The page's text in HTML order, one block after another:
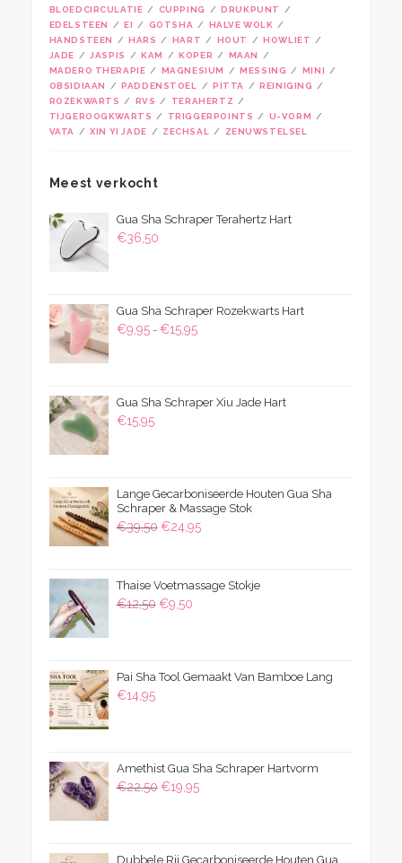
BLOEDCIRCULATIE
CUPPING
DRUKPUNT
EDELSTEEN
EI GOTSHA
HALVE WOLK
HANDSTEEN
HARS HART HOUT
HOWLIET
JADE
JASPIS KAM KOPER
MAAN
MADERO THERAPIE
MAGNESIUM MESSING
MINI
OBSIDIAAN
PADDENSTOEL PITTA
REINIGING
ROZEKWARTS
RVS
TERAHERTZ
TIJGEROOGKWARTS
TRIGGERPOINTS
U-VORM
VATA
XIN YI JADE ZECHSAL ZENUWSTELSEL
Meest verkocht
Gua Sha Schraper Terahertz Hart
€36,50
Gua Sha Schraper Rozekwarts Hart
€9,95 - €15,95Prijsklasse:
Gua Sha Schraper Xiu Jade Hart
€15,95
Lange Gecarboniseerde Houten Gua Sha
Schraper & Massage Stok
€39,50 Oorspronkelijke
€39,50.
€24,95Huidige
€24,95.
Thaise Voetmassage Stokje
€12,50 Oorspronkelijke
€9,50Huidige
Pai Sha Tool Gemaakt Van Bamboe Lang
€14,95
Amethist Gua Sha Schraper Hartvorm
€22,50 Oorspronkelijke
€19,95Huidige
Dubbele Rij Gecarboniseerde Houten Gua